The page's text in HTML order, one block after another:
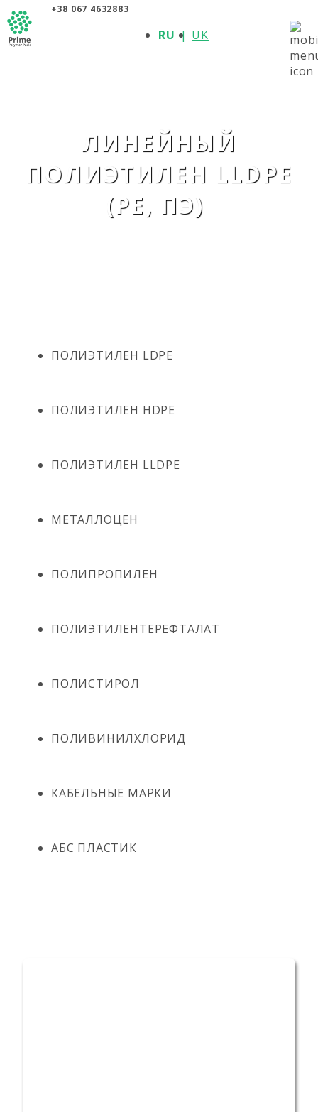
+38 067 4632883
RU UK
ЛИНЕЙНЫЙ
ПОЛИЭТИЛЕН LLDPE
(PE, ПЭ)
ПОЛИЭТИЛЕН LDPE
ПОЛИЭТИЛЕН HDPE
ПОЛИЭТИЛЕН LLDPE
МЕТАЛЛОЦЕН
ПОЛИПРОПИЛЕН
ПОЛИЭТИЛЕНТЕРЕФТАЛАТ
ПОЛИСТИРОЛ
ПОЛИВИНИЛХЛОРИД
КАБЕЛЬНЫЕ МАРКИ
АБС ПЛАСТИК
О КОМПАНИИ
ПРОДУКЦИЯ